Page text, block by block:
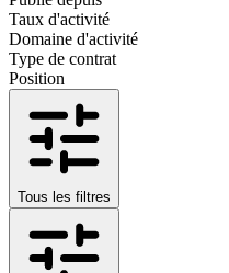
Taux d'activité
Domaine d'activité
Type de contrat
Position
Tous les filtres